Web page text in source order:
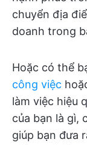
chuyển địa
doanh trong
Hoặc có thể
công việc
làm việc hiệu
của bạn là gì,
giúp bạn đưa